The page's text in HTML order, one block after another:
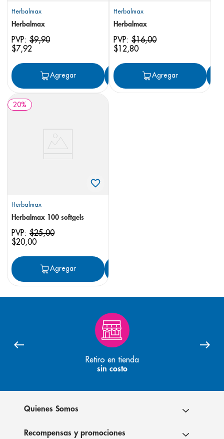
Herbalmax
Herbalmax
PVP: $9,90
$7,92
Agregar Agregar
Herbalmax
Herbalmax
PVP: $16,00
$12,80
Agregar
20%
Herbalmax
Herbalmax 100 softgels
PVP: $25,00
$20,00
Agregar
Retiro en tienda
sin costo
Quienes Somos
Recompensas y promociones